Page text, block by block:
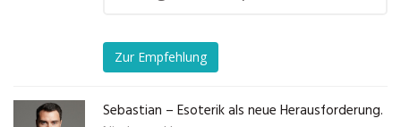
Zur Empfehlung
Sebastian – Esoterik als neue Herausforderung.